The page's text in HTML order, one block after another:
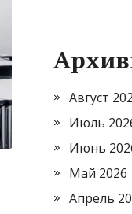
Август
Июль
Июнь
Май 2026
Апрель